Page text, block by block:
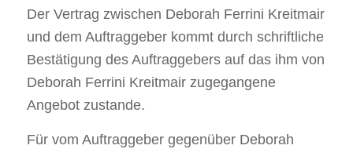
Der Vertrag zwischen Deborah Ferrini Kreitmair
und dem Auftraggeber kommt durch schriftliche
Bestätigung des Auftraggebers auf das ihm von
Deborah Ferrini Kreitmair zugegangene
Angebot zustande.
Für vom Auftraggeber gegenüber Deborah